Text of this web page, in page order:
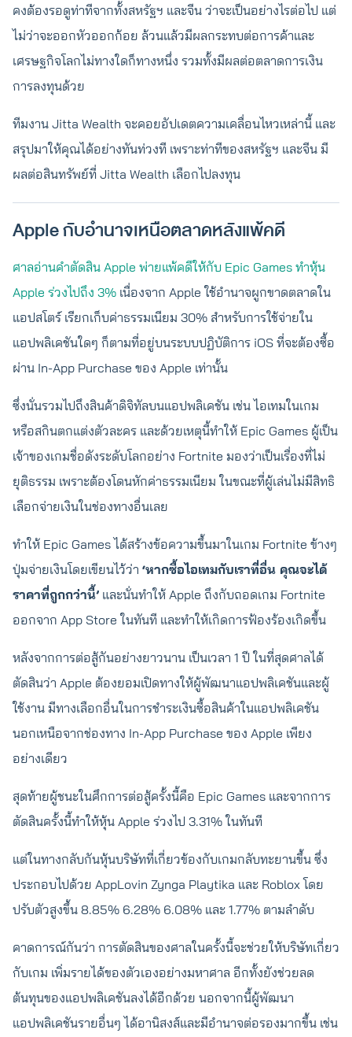
คงต้องรอดูท่าทีจากทั้งสหรัฐฯ และจีน ว่าจะเป็นอย่างไรต่อไป แต่
ไม่ว่าจะออกหัวออกก้อย ล้วนแล้วมีผลกระทบต่อการค้าและ
เศรษฐกิจโลกไม่ทางใดก็ทางหนึ่ง รวมทั้งมีผลต่อตลาดการเงิน
การลงทุนด้วย
ทีมงาน Jitta Wealth จะคอยอัปเดตความเคลื่อนไหวเหล่านี้ และ
สรุปมาให้คุณได้อย่างทันท่วงที เพราะท่าทีของสหรัฐฯ และจีน มี
ผลต่อสินทรัพย์ที่ Jitta Wealth เลือกไปลงทุน
Apple กับอำนาจเหนือตลาดหลังแพ้คดี
ศาลอ่านคำตัดสิน Apple พ่ายแพ้คดีให้กับ Epic Games ทำหุ้น
Apple ร่วงไปถึง 3% เนื่องจาก Apple ใช้อำนาจผูกขาดตลาดใน
แอปสโตร์ เรียกเก็บค่าธรรมเนียม 30% สำหรับการใช้จ่ายใน
แอปพลิเคชันใดๆ ก็ตามที่อยู่บนระบบปฏิบัติการ iOS ที่จะต้องซื้อ
ผ่าน In-App Purchase ของ Apple เท่านั้น
ซึ่งนั่นรวมไปถึงสินค้าดิจิทัลบนแอปพลิเคชัน เช่น ไอเทมในเกม
หรือสกินตกแต่งตัวละคร และด้วยเหตุนี้ทำให้ Epic Games ผู้เป็น
เจ้าของเกมชื่อดังระดับโลกอย่าง Fortnite มองว่าเป็นเรื่องที่ไม่
ยุติธรรม เพราะต้องโดนหักค่าธรรมเนียม ในขณะที่ผู้เล่นไม่มีสิทธิ
เลือกจ่ายเงินในช่องทางอื่นเลย
ทำให้ Epic Games ได้สร้างข้อความขึ้นมาในเกม Fortnite ข้างๆ
ปุ่มจ่ายเงินโดยเขียนไว้ว่า ‘หากซื้อไอเทมกับเราที่อื่น คุณจะได้
ราคาที่ถูกกว่านี้’ และนั่นทำให้ Apple ถึงกับถอดเกม Fortnite
ออกจาก App Store ในทันที และทำให้เกิดการฟ้องร้องเกิดขึ้น
หลังจากการต่อสู้กันอย่างยาวนาน เป็นเวลา 1 ปี ในที่สุดศาลได้
ตัดสินว่า Apple ต้องยอมเปิดทางให้ผู้พัฒนาแอปพลิเคชันและผู้
ใช้งาน มีทางเลือกอื่นในการชำระเงินซื้อสินค้าในแอปพลิเคชัน
นอกเหนือจากช่องทาง In-App Purchase ของ Apple เพียง
อย่างเดียว
สุดท้ายผู้ชนะในศึกการต่อสู้ครั้งนี้คือ Epic Games และจากการ
ตัดสินครั้งนี้ทำให้หุ้น Apple ร่วงไป 3.31% ในทันที
แต่ในทางกลับกันหุ้นบริษัทที่เกี่ยวข้องกับเกมกลับทะยานขึ้น ซึ่ง
ประกอบไปด้วย AppLovin Zynga Playtika และ Roblox โดย
ปรับตัวสูงขึ้น 8.85% 6.28% 6.08% และ 1.77% ตามลำดับ
คาดการณ์กันว่า การตัดสินของศาลในครั้งนี้จะช่วยให้บริษัทเกี่ยว
กับเกม เพิ่มรายได้ของตัวเองอย่างมหาศาล อีกทั้งยังช่วยลด
ต้นทุนของแอปพลิเคชันลงได้อีกด้วย นอกจากนี้ผู้พัฒนา
แอปพลิเคชันรายอื่นๆ ได้อานิสงส์และมีอำนาจต่อรองมากขึ้น เช่น